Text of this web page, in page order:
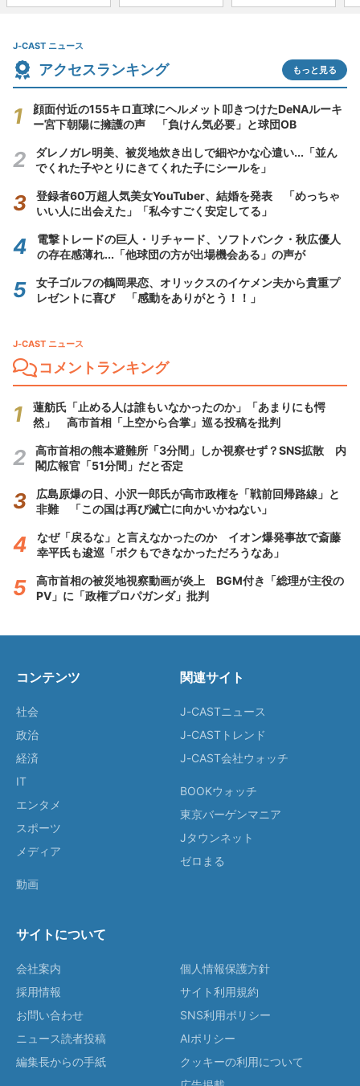
J-CAST ニュース
アクセスランキング もっと見る
顔面付近の155キロ直球にヘルメット叩きつけたDeNAルーキ
ー宮下朝陽に擁護の声 「負けん気必要」と球団OB
ダレノガレ明美、被災地炊き出しで細やかな心遣い...「並ん
でくれた子やとりにきてくれた子にシールを」
登録者60万超人気美女YouTuber、結婚を発表 「めっちゃ
いい人に出会えた」「私今すごく安定してる」
電撃トレードの巨人・リチャード、ソフトバンク・秋広優人
の存在感薄れ...「他球団の方が出場機会ある」の声が
女子ゴルフの鶴岡果恋、オリックスのイケメン夫から貴重プ
レゼントに喜び 「感動をありがとう！！」
J-CAST ニュース
コメントランキング
蓮舫氏「止める人は誰もいなかったのか」「あまりにも愕
然」 高市首相「上空から合掌」巡る投稿を批判
高市首相の熊本避難所「3分間」しか視察せず？SNS拡散 内
閣広報官「51分間」だと否定
広島原爆の日、小沢一郎氏が高市政権を「戦前回帰路線」と
非難 「この国は再び滅亡に向かいかねない」
なぜ「戻るな」と言えなかったのか イオン爆発事故で斎藤
幸平氏も逡巡「ボクもできなかっただろうなあ」
高市首相の被災地視察動画が炎上 BGM付き「総理が主役の
PV」に「政権プロパガンダ」批判
コンテンツ
社会
政治
経済
IT
エンタメ
スポーツ
メディア
動画
関連サイト
J-CASTニュース
J-CASTトレンド
J-CAST会社ウォッチ
BOOKウォッチ
東京バーゲンマニア
Jタウンネット
ゼロまる
サイトについて
会社案内
採用情報
お問い合わせ
ニュース読者投稿
編集長からの手紙
個人情報保護方針
サイト利用規約
SNS利用ポリシー
AIポリシー
クッキーの利用について